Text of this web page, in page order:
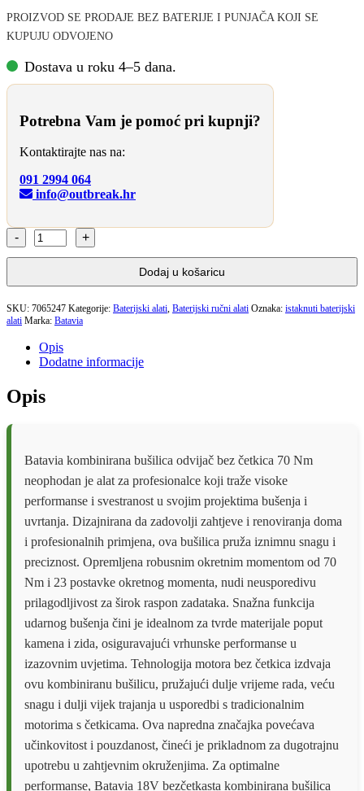
PROIZVOD SE PRODAJE BEZ BATERIJE I PUNJAČA KOJI SE
KUPUJU ODVOJENO
Dostava u roku 4–5 dana.
Potrebna Vam je pomoć pri kupnji?
Kontaktirajte nas na:
091 2994 064
info@outbreak.hr
BATAVIA
18V
ODVIJAČ
70nM
-
SOLO
Dodaj u košaricu
SKU: 7065247 Kategorije: Baterijski alati, Baterijski ručni alati Oznaka: istaknuti baterijski
alati Marka: Batavia
Opis
Dodatne informacije
Opis
Batavia kombinirana bušilica odvijač bez četkica 70 Nm
neophodan je alat za profesionalce koji traže visoke
performanse i svestranost u svojim projektima bušenja i
uvrtanja. Dizajnirana da zadovolji zahtjeve i renoviranja doma
i profesionalnih primjena, ova bušilica pruža iznimnu snagu i
preciznost. Opremljena robusnim okretnim momentom od 70
Nm i 23 postavke okretnog momenta, nudi neusporedivu
prilagodljivost za širok raspon zadataka. Snažna funkcija
udarnog bušenja čini je idealnom za tvrde materijale poput
kamena i zida, osiguravajući vrhunske performanse u
izazovnim uvjetima. Tehnologija motora bez četkica izdvaja
ovu kombiniranu bušilicu, pružajući dulje vrijeme rada, veću
snagu i dulji vijek trajanja u usporedbi s tradicionalnim
motorima s četkicama. Ova napredna značajka povećava
učinkovitost i pouzdanost, čineći je prikladnom za dugotrajnu
upotrebu u zahtjevnim okruženjima. Za optimalne
performanse, Batavia 18V bezčetkasta kombinirana bušilica